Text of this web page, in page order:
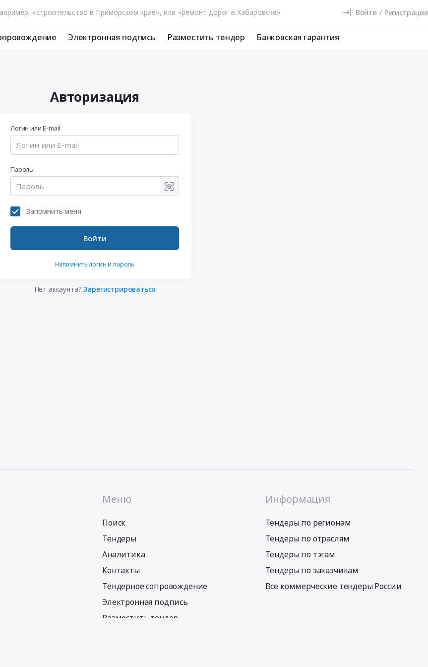
Войти / Регистрация
Электронная подпись Разместить тендер Банковская гарантия
Авторизация
Логин или E-mail
Пароль
Запомнить меня
Войти
Напомнить логин и пароль
Нет аккаунта?Зарегистрироваться
Меню
Поиск
Тендеры
Аналитика
Контакты
Тендерное сопровождение
Электронная подпись
Разместить тендер
Информация
Тендеры по регионам
Тендеры по отраслям
Тендеры по тэгам
Тендеры по заказчикам
Все коммерческие тендеры России